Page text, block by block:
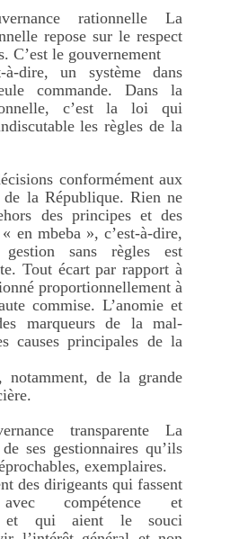
rationnelle La
repose sur le respect
C’est le gouvernement
dire, un système dans
commande. Dans la
c’est la loi qui
les règles de la
conformément aux
la République. Rien ne
des principes et des
en mbeba », c’est-à-dire,
sans règles est
Tout écart par rapport à
proportionnellement à
commise. L’anomie et
marqueurs de la mal-
causes principales de la
notamment, de la grande
transparente La
ses gestionnaires qu’ils
exemplaires.
des dirigeants qui fassent
compétence et
et qui aient le souci